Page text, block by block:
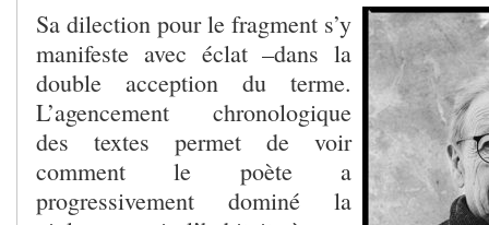
Sa dilection pour le fragment s’y
manifeste avec éclat –dans la
double acception du terme.
L’agencement chronologique
des textes permet de voir
comment le poète a
progressivement dominé la